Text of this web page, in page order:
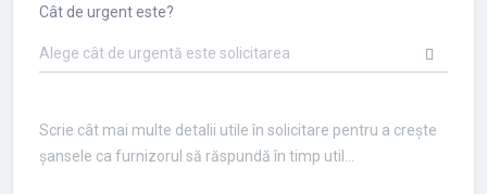
Cât de urgent este?
Alege cât de urgentă este solicitarea